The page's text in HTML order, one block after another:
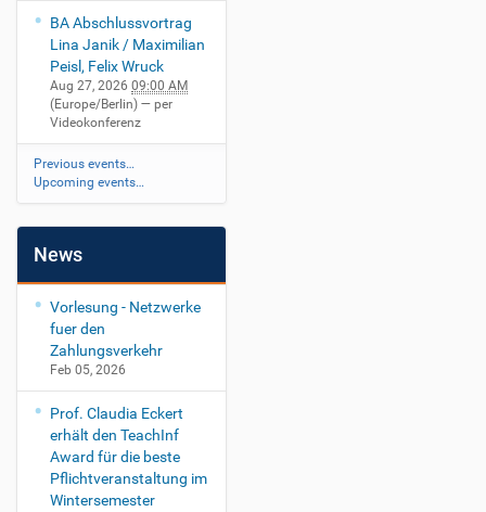
BA Abschlussvortrag
Lina Janik / Maximilian
Peisl, Felix Wruck
Aug 27, 2026 09:00 AM
(Europe/Berlin) — per
Videokonferenz
Previous events…
Upcoming events…
News
Vorlesung - Netzwerke
fuer den
Zahlungsverkehr
Feb 05, 2026
Prof. Claudia Eckert
erhält den TeachInf
Award für die beste
Pflichtveranstaltung im
Wintersemester